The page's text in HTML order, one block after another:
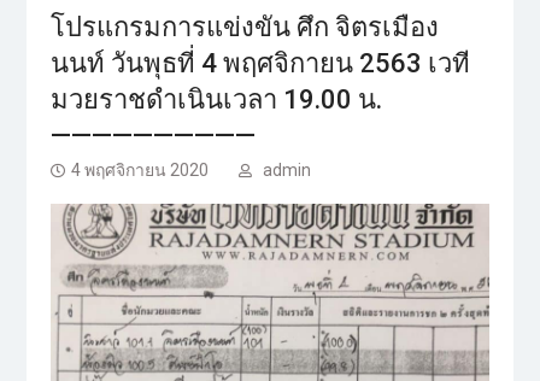
โปรแกรมการแข่งขัน ศึก จิตรเมือง
นนท์ วันพุธที่ 4 พฤศจิกายน 2563 เวที
มวยราชดำเนินเวลา 19.00 น.
——————————
4 พฤศจิกายน 2020 admin